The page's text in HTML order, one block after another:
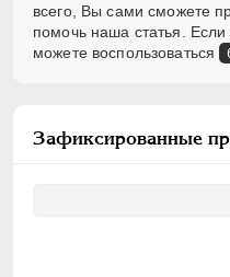
всего, Вы сами сможете
помочь наша статья.
можете воспользоваться
Зафиксированные